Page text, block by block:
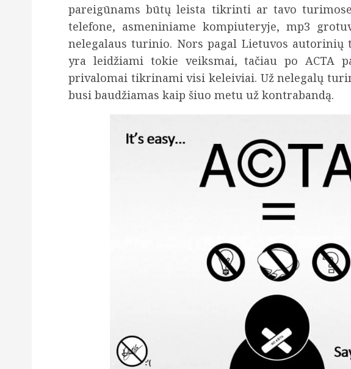
pareigūnams būtų leista tikrinti ar tavo turimose
telefone, asmeniniame kompiuteryje, mp3
nelegalaus turinio. Nors pagal Lietuvos autorinių
yra leidžiami tokie veiksmai, tačiau po ACTA
privalomai tikrinami visi keleiviai. Už nelegalų
busi baudžiamas kaip šiuo metu už kontrabandą.